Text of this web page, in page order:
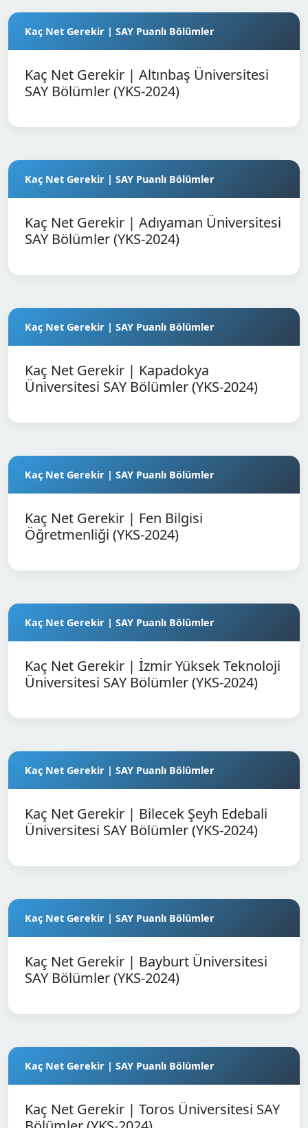
Kaç Net Gerekir | SAY Puanlı Bölümler
Kaç Net Gerekir | Altınbaş Üniversitesi
SAY Bölümler (YKS-2024)
Kaç Net Gerekir | SAY Puanlı Bölümler
Kaç Net Gerekir | Adıyaman Üniversitesi
SAY Bölümler (YKS-2024)
Kaç Net Gerekir | SAY Puanlı Bölümler
Kaç Net Gerekir | Kapadokya
Üniversitesi SAY Bölümler (YKS-2024)
Kaç Net Gerekir | SAY Puanlı Bölümler
Kaç Net Gerekir | Fen Bilgisi
Öğretmenliği (YKS-2024)
Kaç Net Gerekir | SAY Puanlı Bölümler
Kaç Net Gerekir | İzmir Yüksek Teknoloji
Üniversitesi SAY Bölümler (YKS-2024)
Kaç Net Gerekir | SAY Puanlı Bölümler
Kaç Net Gerekir | Bilecek Şeyh Edebali
Üniversitesi SAY Bölümler (YKS-2024)
Kaç Net Gerekir | SAY Puanlı Bölümler
Kaç Net Gerekir | Bayburt Üniversitesi
SAY Bölümler (YKS-2024)
Kaç Net Gerekir | SAY Puanlı Bölümler
Kaç Net Gerekir | Toros Üniversitesi SAY